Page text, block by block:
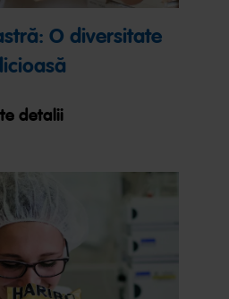
O diversitate
detalii